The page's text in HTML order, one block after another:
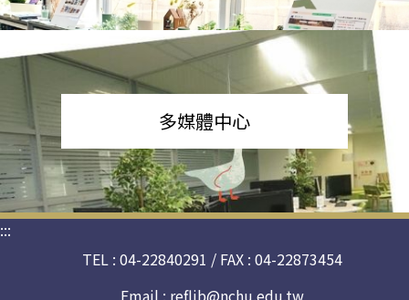
多媒體中心
:::
TEL : 04-22840291 / FAX : 04-22873454